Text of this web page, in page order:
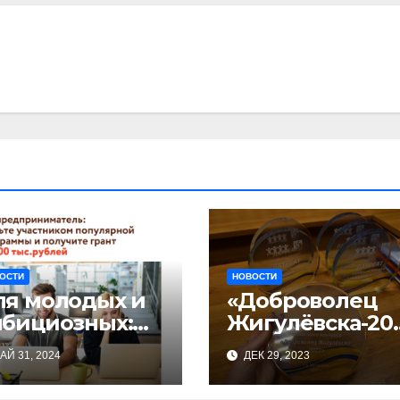
молодых и
прием
на
в
31, 2024
НОВОСТИ
«Доброволец
Жигулёвска-
3»ДЕК 29, 2023